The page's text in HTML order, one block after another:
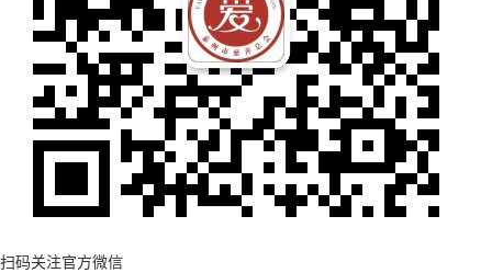
扫码关注官方微信